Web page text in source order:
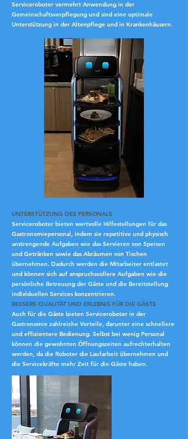
Serviceroboter vermehrt Anwendung in der
Gemeinschaftsverpflegung und sind eine optimale
Unterstützung in der Altenpflege und in Krankenhäusern.
UNTERSTÜTZUNG DES PERSONALS
Serviceroboter bieten wertvolle Hilfestellungen für das
Gastronomiepersonal, indem sie repetitive und physisch
anstrengende Aufgaben wie das Servieren von Speisen
und Getränken sowie das Abräumen von Tischen
übernehmen. Dadurch werden die Mitarbeiter entlastet
und können sich auf anspruchsvollere Aufgaben wie die
persönliche Betreuung der Gäste und die Bereitstellung
individuellen Services konzentrieren.
BESSERE QUALITÄT UND ERLEBNIS FÜR DIE GÄSTE
Auch für die Gäste bieten Serviceroboter in der
Gastronomie zahlreiche Vorteile, darunter eine schnellere
und effizientere Bedienung. Selbst bei wenig Personal
können die gewohnten Öffnungszeiten aufrechterhalten
werden, da die Roboter die Laufarbeit übernehmen und
die Servicekräfte mehr Zeit für die Gäste haben.